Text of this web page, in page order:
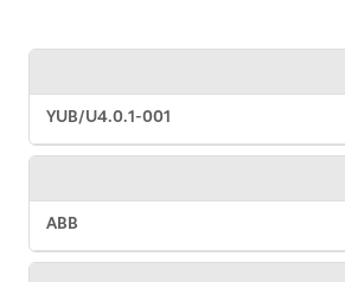
YUB/U4.0.1-001
ABB